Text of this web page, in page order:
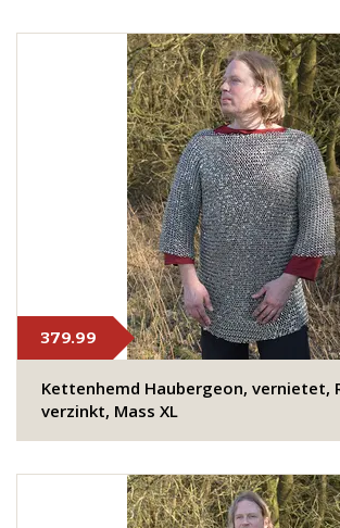
379.99
Kettenhemd Haubergeon, vernietet,
verzinkt, Mass XL